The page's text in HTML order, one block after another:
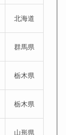
北海道
群馬県
栃木県
栃木県
山形県